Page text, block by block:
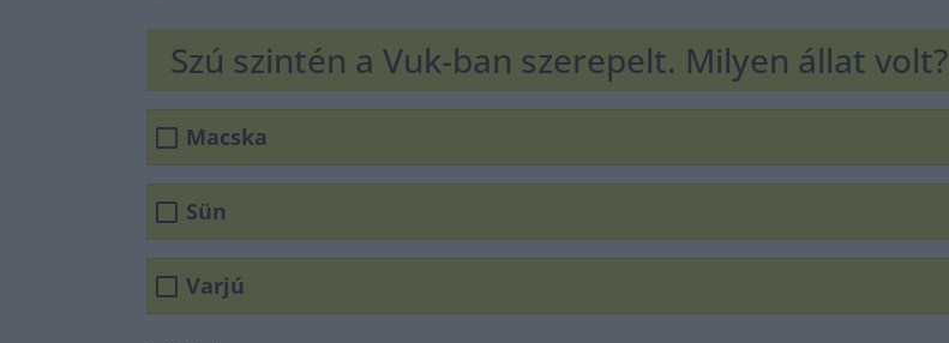
Szú szintén a Vuk-ban szerepelt. Milyen állat volt?
Macska
Sün
Varjú